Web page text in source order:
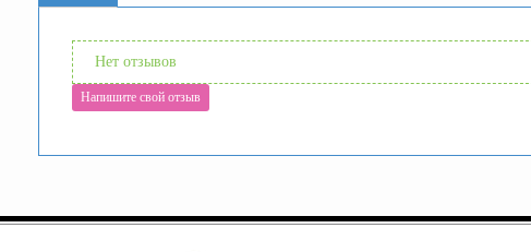
Нет отзывов
Напишите свой отзыв